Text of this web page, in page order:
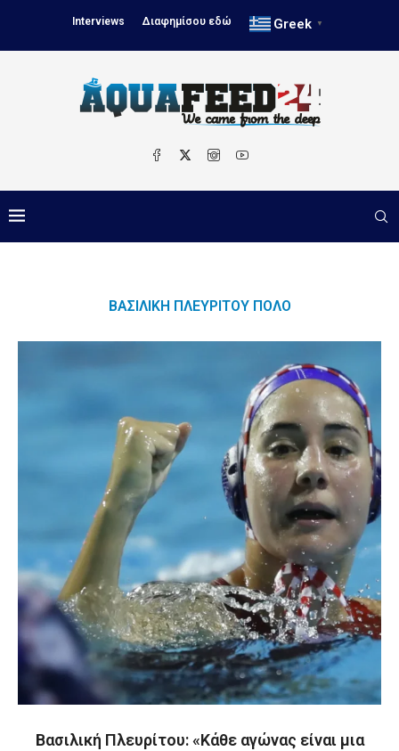
Interviews Διαφημίσου εδώ Greek ▼
ΒΑΣΙΛΙΚΉ ΠΛΕΥΡΊΤΟΥ ΠΌΛΟ
Βασιλική Πλευρίτου: «Κάθε αγώνας είναι μια